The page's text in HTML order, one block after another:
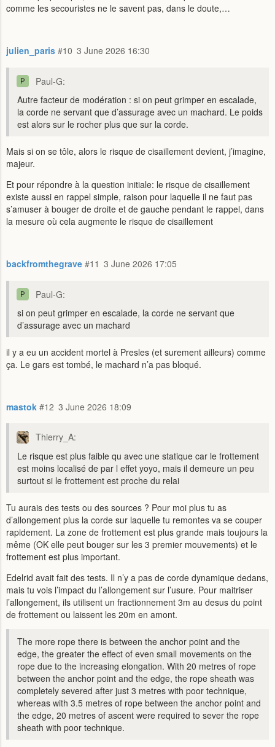
comme les secouristes ne le savent pas, dans le doute,…
julien_paris 3 June 2026 16:30
#10
Paul-G:
Autre facteur de modération : si on peut grimper en escalade,
la corde ne servant que d’assurage avec un machard. Le poids
est alors sur le rocher plus que sur la corde.
Mais si on se tôle, alors le risque de cisaillement devient, j’imagine,
majeur.
Et pour répondre à la question initiale: le risque de cisaillement
existe aussi en rappel simple, raison pour laquelle il ne faut pas
s’amuser à bouger de droite et de gauche pendant le rappel, dans
la mesure où cela augmente le risque de cisaillement
backfromthegrave 3 June 2026 17:05
#11
Paul-G:
si on peut grimper en escalade, la corde ne servant que
d’assurage avec un machard
il y a eu un accident mortel à Presles (et surement ailleurs) comme
ça. Le gars est tombé, le machard n’a pas bloqué.
mastok 3 June 2026 18:09
#12
Thierry_A:
Le risque est plus faible qu avec une statique car le frottement
est moins localisé de par l effet yoyo, mais il demeure un peu
surtout si le frottement est proche du relai
Tu aurais des tests ou des sources ? Pour moi plus tu as
d’allongement plus la corde sur laquelle tu remontes va se couper
rapidement. La zone de frottement est plus grande mais toujours la
même (OK elle peut bouger sur les 3 premier mouvements) et le
frottement est plus important.
Edelrid avait fait des tests. Il n’y a pas de corde dynamique dedans,
mais tu vois l’impact du l’allongement sur l’usure. Pour maitriser
l’allongement, ils utilisent un fractionnement 3m au desus du point
de frottement ou laissent les 20m en amont.
The more rope there is between the anchor point and the
edge, the greater the effect of even small movements on the
rope due to the increasing elongation. With 20 metres of rope
between the anchor point and the edge, the rope sheath was
completely severed after just 3 metres with poor technique,
whereas with 3.5 metres of rope between the anchor point and
the edge, 20 metres of ascent were required to sever the rope
sheath with poor technique.